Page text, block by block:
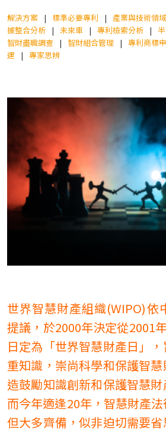
聯絡我們
解決方案 標準必要專利 產業與技術領域
據整合分析
未來車 專利檢索分析
智財盡職調查
智財組合管理 專利商標
運
專家思辨
世界智慧財產組織(WIPO)依
提議，於2000年決定從2001
日定為「世界智慧財產日」
重知識，崇尚科學和保護智
造鼓勵知識創新和保護智慧財
而今年適逢20年，智慧財產法
但大多齊備，似非迫切需要